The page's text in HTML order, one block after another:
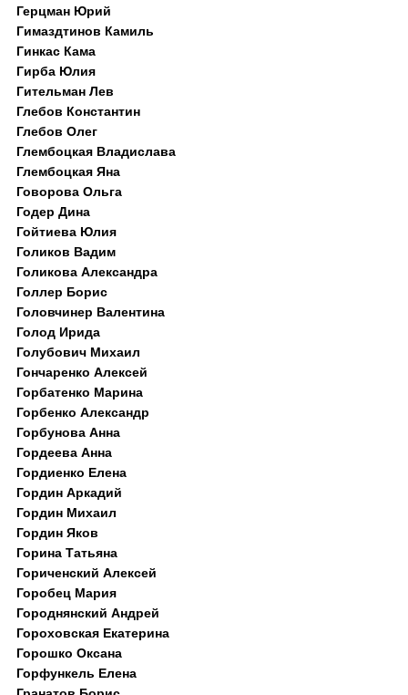
Герцман Юрий
Гимаздтинов Камиль
Гинкас Кама
Гирба Юлия
Гительман Лев
Глебов Константин
Глебов Олег
Глембоцкая Владислава
Глембоцкая Яна
Говорова Ольга
Годер Дина
Гойтиева Юлия
Голиков Вадим
Голикова Александра
Голлер Борис
Головчинер Валентина
Голод Ирида
Голубович Михаил
Гончаренко Алексей
Горбатенко Марина
Горбенко Александр
Горбунова Анна
Гордеева Анна
Гордиенко Елена
Гордин Аркадий
Гордин Михаил
Гордин Яков
Горина Татьяна
Гориченский Алексей
Горобец Мария
Городнянский Андрей
Гороховская Екатерина
Горошко Оксана
Горфункель Елена